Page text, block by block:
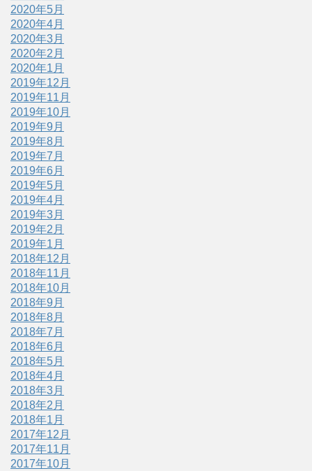
2020年5月
2020年4月
2020年3月
2020年2月
2020年1月
2019年12月
2019年11月
2019年10月
2019年9月
2019年8月
2019年7月
2019年6月
2019年5月
2019年4月
2019年3月
2019年2月
2019年1月
2018年12月
2018年11月
2018年10月
2018年9月
2018年8月
2018年7月
2018年6月
2018年5月
2018年4月
2018年3月
2018年2月
2018年1月
2017年12月
2017年11月
2017年10月